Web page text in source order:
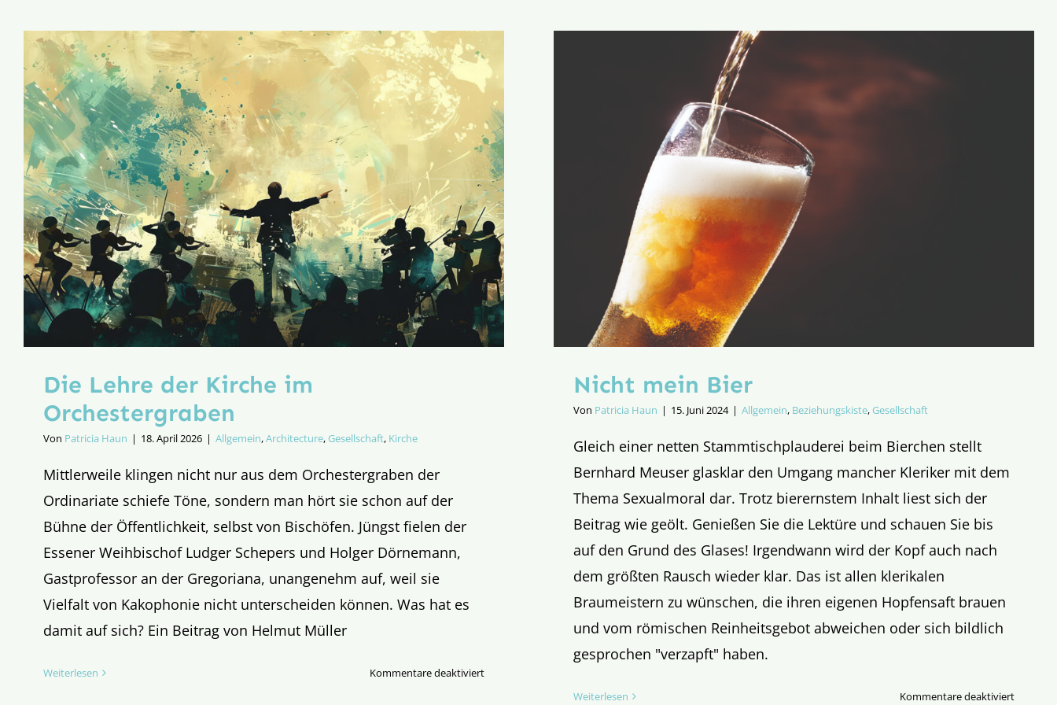
Die Lehre der Kirche im
Orchestergraben
Von Patricia Haun | 18. April 2026 | Allgemein,Architecture,Gesellschaft, Kirche
Mittlerweile klingen nicht nur aus dem Orchestergraben der
Ordinariate schiefe Töne, sondern man hört sie schon auf der
Bühne der Öffentlichkeit, selbst von Bischöfen. Jüngst fielen der
Essener Weihbischof Ludger Schepers und Holger Dörnemann,
Gastprofessor an der Gregoriana, unangenehm auf, weil sie
Vielfalt von Kakophonie nicht unterscheiden können. Was hat es
damit auf sich? Ein Beitrag von Helmut Müller
Weiterlesen Kommentare deaktiviertfür
Nicht mein Bier
Von Patricia Haun | 15. Juni 2024 | Allgemein, Beziehungskiste,Gesellschaft
Gleich einer netten Stammtischplauderei beim Bierchen stellt
Bernhard Meuser glasklar den Umgang mancher Kleriker mit dem
Thema Sexualmoral dar. Trotz bierernstem Inhalt liest sich der
Beitrag wie geölt. Genießen Sie die Lektüre und schauen Sie bis
auf den Grund des Glases! Irgendwann wird der Kopf auch nach
dem größten Rausch wieder klar. Das ist allen klerikalen
Braumeistern zu wünschen, die ihren eigenen Hopfensaft brauen
und vom römischen Reinheitsgebot abweichen oder sich bildlich
gesprochen "verzapft" haben.
Weiterlesen Kommentare deaktiviertfür